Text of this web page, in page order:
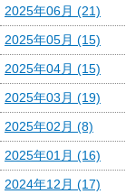
2025年06月 (21)
2025年05月 (15)
2025年04月 (15)
2025年03月 (19)
2025年02月 (8)
2025年01月 (16)
2024年12月 (17)